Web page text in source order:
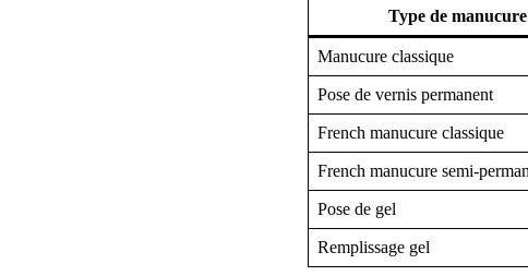
Type de manucure
Manucure classique
Pose de vernis permanent
French manucure classique
French manucure semi-
Pose de gel
Remplissage gel